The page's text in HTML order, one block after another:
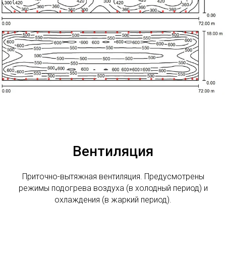
Вентиляция
Приточно-вытяжная вентиляция. Предусмотрены
режимы подогрева воздуха (в холодный период) и
охлаждения (в жаркий период).